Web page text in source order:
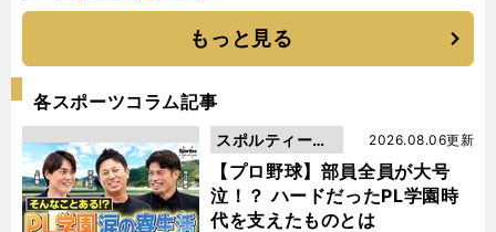
もっと見る
各スポーツコラム記事
【プロ野球】部員全員が大号
泣！？ ハードだったPL学園時
代を支えたものとは
2026.08.06更新
スポルティーバ
動画